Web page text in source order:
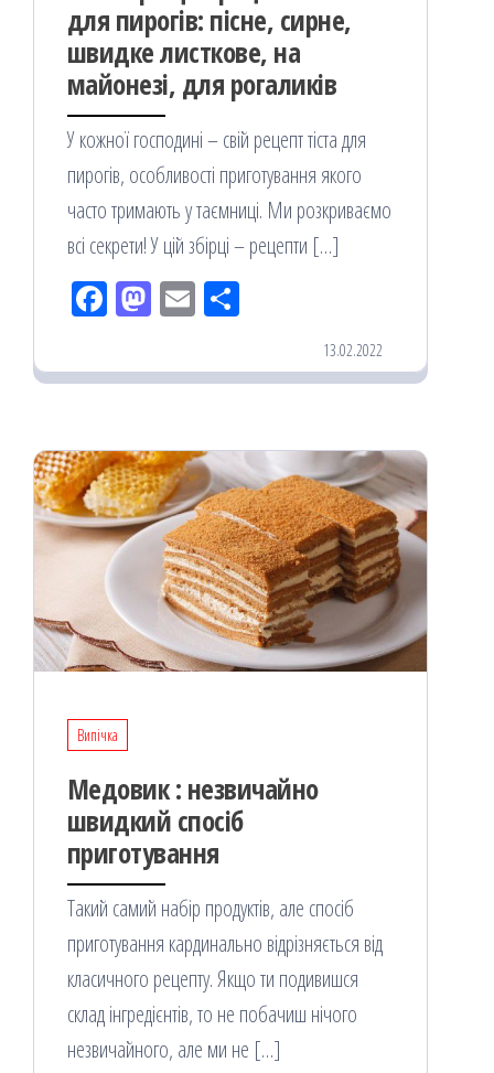
для пирогів: пісне, сирне,
швидке листкове, на
майонезі, для рогаликів
У кожної господині – свій рецепт тіста для
пирогів, особливості приготування якого
часто тримають у таємниці. Ми розкриваємо
всі секрети! У цій збірці – рецепти […]
Fac
oo
M
od
Em
ит
я
13.02.2022
Випічка
Медовик : незвичайно
швидкий спосіб
приготування
Такий самий набір продуктів, але спосіб
приготування кардинально відрізняється від
класичного рецепту. Якщо ти подивишся
склад інгредієнтів, то не побачиш нічого
незвичайного, але ми не […]